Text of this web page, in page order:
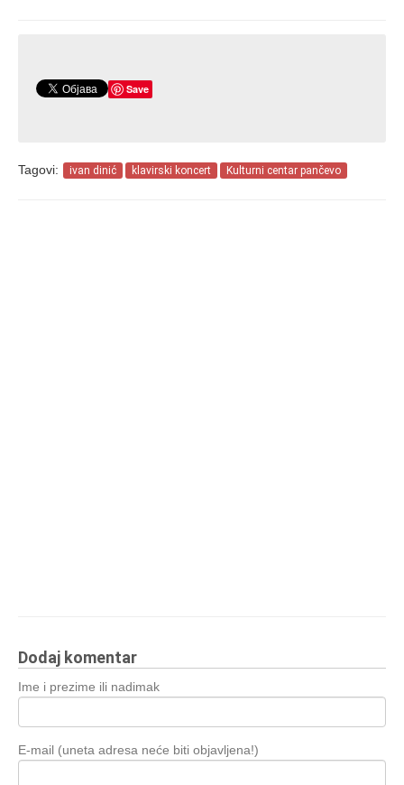
Save
Tagovi: ivan dinić klavirski koncert Kulturni centar pančevo
Dodaj komentar
Ime i prezime ili nadimak
E-mail (uneta adresa neće biti objavljena!)